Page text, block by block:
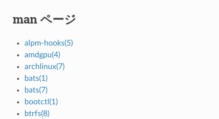
man ページ
alpm-hooks(5)
amdgpu(4)
archlinux(7)
bats(1)
bats(7)
bootctl(1)
btrfs(8)